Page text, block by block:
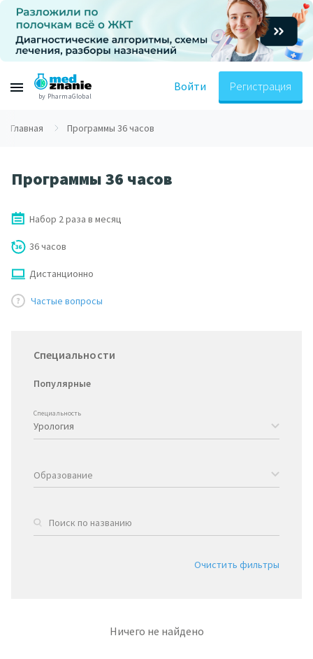
by PharmaGlobal
Войти Регистрация
Главная Программы 36 часов
Программы 36 часов
Набор 2 раза в месяц
36 часов
Дистанционно
Частые вопросы
Специальности
Популярные
Специальность
Образование
Очистить фильтры
Ничего не найдено